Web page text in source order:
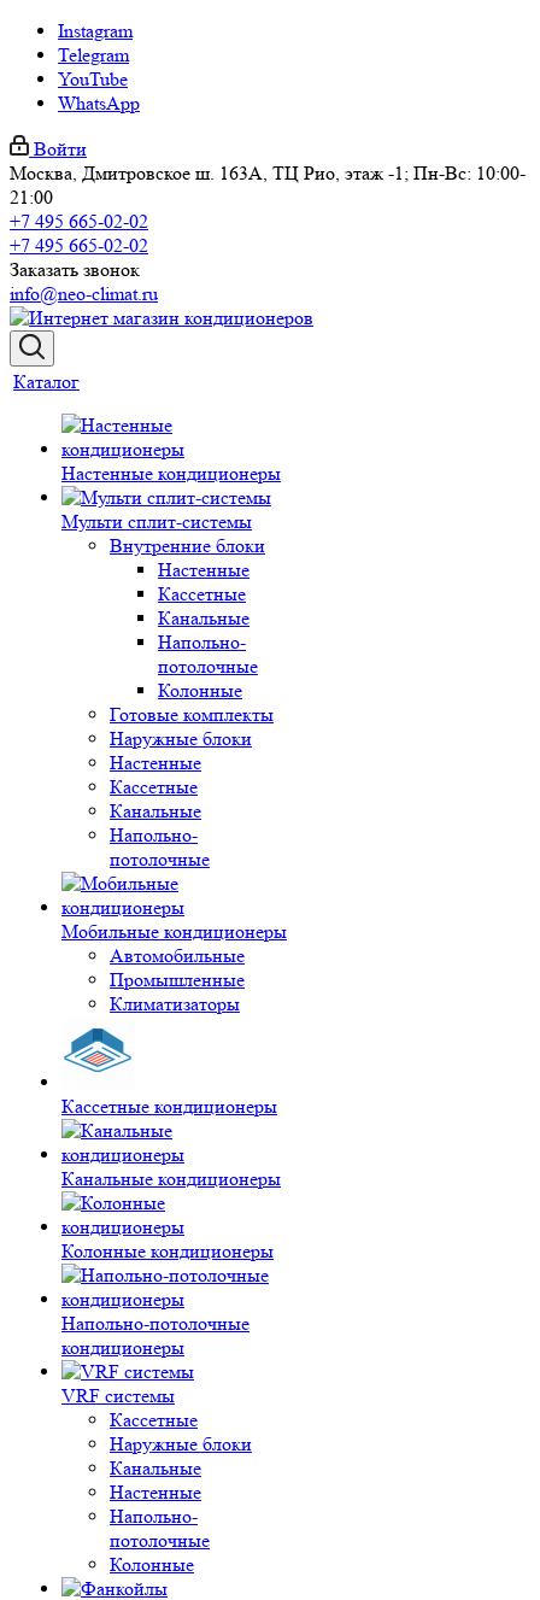
Instagram
Telegram
YouTube
WhatsApp
Войти
Москва, Дмитровское ш. 163А, ТЦ Рио, этаж -1; Пн-Вс: 10:00-
21:00
+7 495 665-02-02
+7 495 665-02-02
Заказать звонок
info@neo-climat.ru
Каталог
Настенные кондиционеры
Мульти сплит-системы
Внутренние блоки
Настенные
Кассетные
Канальные
Напольно-
потолочные
Колонные
Готовые комплекты
Наружные блоки
Настенные
Кассетные
Канальные
Напольно-
потолочные
Мобильные кондиционеры
Автомобильные
Промышленные
Климатизаторы
Кассетные кондиционеры
Канальные кондиционеры
Колонные кондиционеры
Напольно-потолочные
кондиционеры
VRF системы
Кассетные
Наружные блоки
Канальные
Настенные
Напольно-
потолочные
Колонные